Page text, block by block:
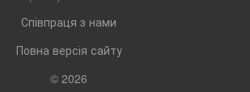
Співпраця з нами
Повна версія сайту
© 2026